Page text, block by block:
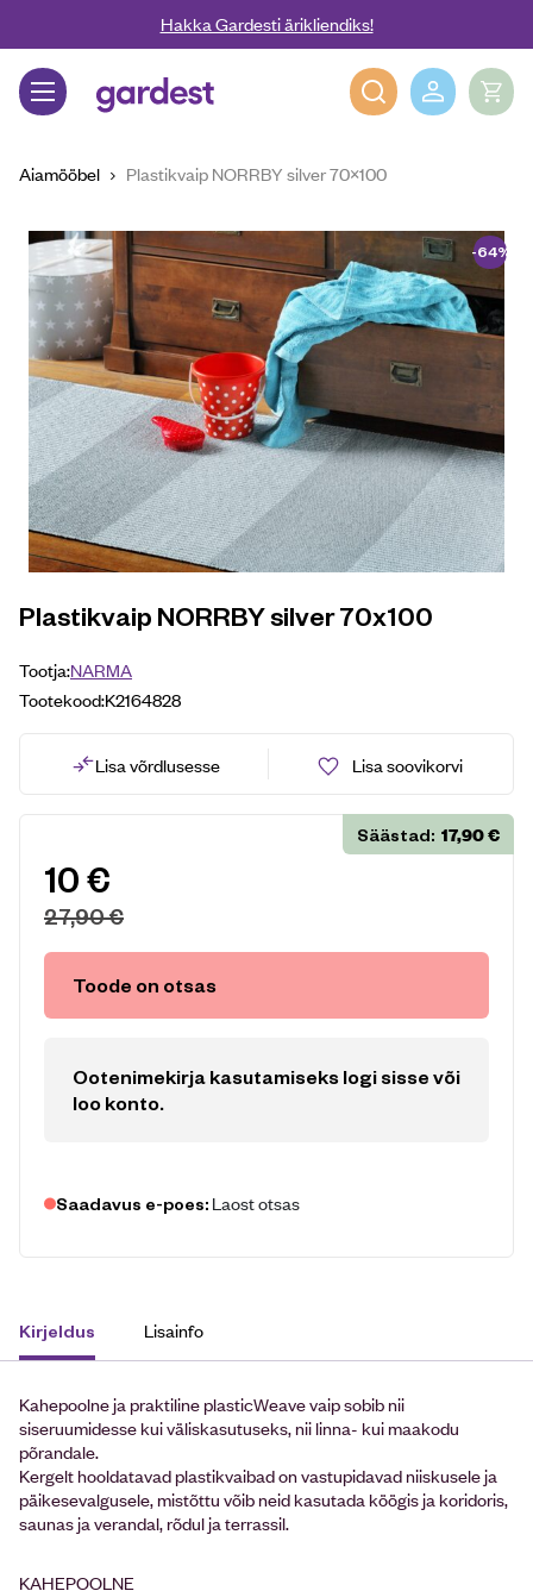
Liigu edasi põhisisu juurdeHakka Gardesti ärikliendiks!
Gardest
Aiamööbel Plastikvaip NORRBY silver 70×100
-64%
Plastikvaip NORRBY silver 70x100
Tootja:NARMA
Tootekood:K2164828
Lisa võrdlusesse Lisa soovikorvi
10€
27,90€
Säästad: 17,90€
Toode on otsas
Ootenimekirja kasutamiseks logi sisse või
loo konto.
Saadavus e-poes: Laost otsas
Kirjeldus Lisainfo
Kahepoolne ja praktiline plasticWeave vaip sobib nii
siseruumidesse kui väliskasutuseks, nii linna- kui maakodu
põrandale.
Kergelt hooldatavad plastikvaibad on vastupidavad niiskusele ja
päikesevalgusele, mistõttu võib neid kasutada köögis ja koridoris,
saunas ja verandal, rõdul ja terrassil.
KAHEPOOLNE